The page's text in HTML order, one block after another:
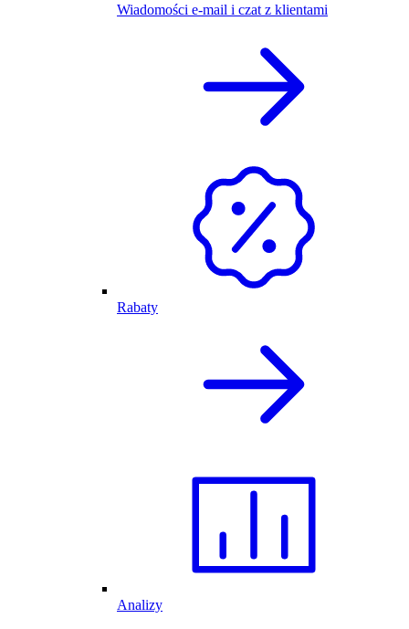
Wiadomości e-mail i czat z klientami
Rabaty
Analizy